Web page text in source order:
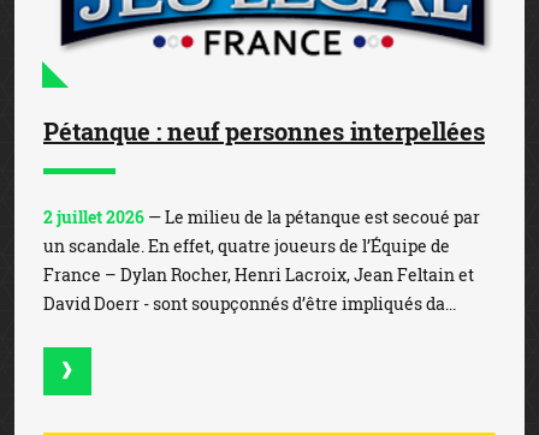
Pétanque : neuf personnes interpellées
2 juillet 2026 — Le milieu de la pétanque est secoué par
un scandale. En effet, quatre joueurs de l’Équipe de
France – Dylan Rocher, Henri Lacroix, Jean Feltain et
David Doerr - sont soupçonnés d’être impliqués da...